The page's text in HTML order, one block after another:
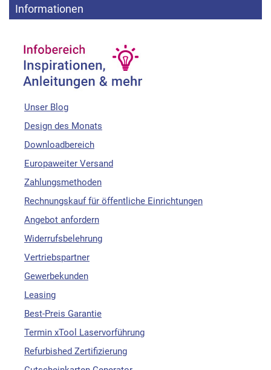
Informationen
Unser Blog
Design des Monats
Downloadbereich
Europaweiter Versand
Zahlungsmethoden
Rechnungskauf für öffentliche Einrichtungen
Angebot anfordern
Widerrufsbelehrung
Vertriebspartner
Gewerbekunden
Leasing
Best-Preis Garantie
Termin xTool Laservorführung
Refurbished Zertifizierung